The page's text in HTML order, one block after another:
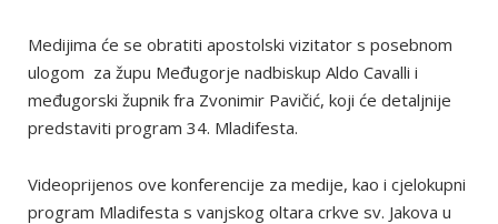
Medijima će se obratiti apostolski vizitator s posebnom
ulogom za župu Međugorje nadbiskup Aldo Cavalli i
međugorski župnik fra Zvonimir Pavičić, koji će detaljnije
predstaviti program 34. Mladifesta.
Videoprijenos ove konferencije za medije, kao i cjelokupni
program Mladifesta s vanjskog oltara crkve sv. Jakova u